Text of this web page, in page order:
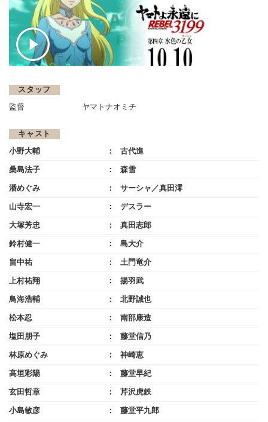
スタッフ
監督 ヤマトナオミチ
キャスト
小野大輔 古代進
桑島法子 森雪
潘めぐみ サーシャ／真田澪
山寺宏一 デスラー
大塚芳忠 真田志郎
鈴村健一 島大介
畠中祐 土門竜介
上村祐翔 揚羽武
鳥海浩輔 北野誠也
松本忍 南部康造
塩田朋子 藤堂信乃
林原めぐみ 神崎恵
高垣彩陽 藤堂早紀
玄田哲章 芹沢虎鉄
小島敏彦 藤堂平九郎